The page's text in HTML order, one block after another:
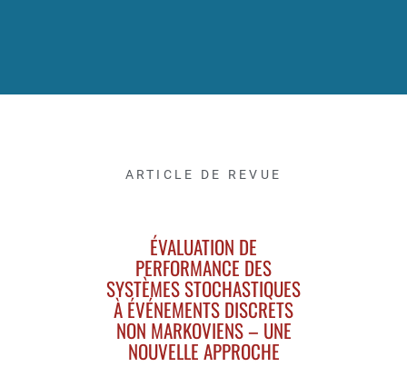
ARTICLE DE REVUE
ÉVALUATION DE
PERFORMANCE DES
SYSTÈMES STOCHASTIQUES
À ÉVÉNEMENTS DISCRETS
NON MARKOVIENS – UNE
NOUVELLE APPROCHE